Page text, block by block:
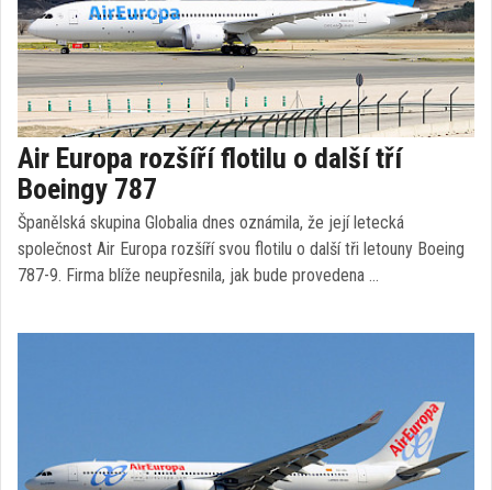
Air Europa rozšíří flotilu o další tří
Boeingy 787
Španělská skupina Globalia dnes oznámila, že její letecká
společnost Air Europa rozšíří svou flotilu o další tři letouny Boeing
787-9. Firma blíže neupřesnila, jak bude provedena …